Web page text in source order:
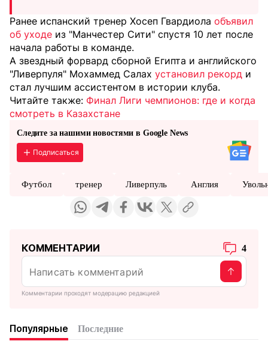
Ранее испанский тренер Хосеп Гвардиола объявил
об уходе из "Манчестер Сити" спустя 10 лет после
начала работы в команде.
А звездный форвард сборной Египта и английского
"Ливерпуля" Мохаммед Салах установил рекорд и
стал лучшим ассистентом в истории клуба.
Читайте также: Финал Лиги чемпионов: где и когда
смотреть в Казахстане
Следите за нашими новостями в Google News
Подписаться
Футбол тренер Ливерпуль Англия
КОММЕНТАРИИ 4
Комментарии проходят модерацию редакцией
Популярные Последние